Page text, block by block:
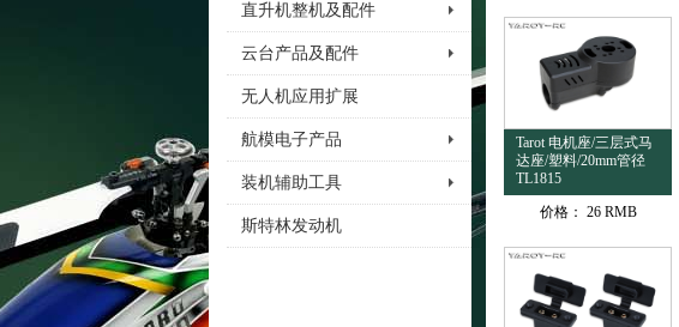
直升机整机及配件
云台产品及配件
无人机应用扩展
航模电子产品
装机辅助工具
斯特林发动机
Tarot 电机座/三层式马
达座/塑料/20mm管径
TL1815
价格： 26 RMB